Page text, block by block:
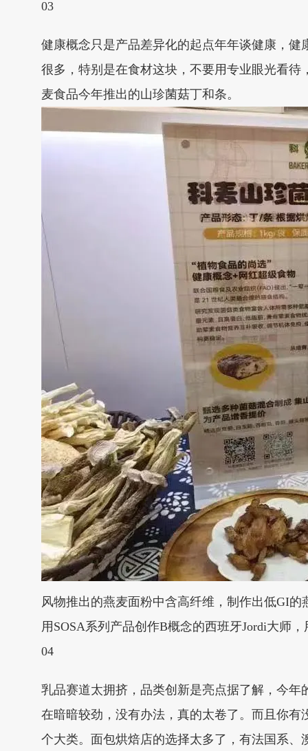
03
健康概念只是产品差异化的起点年年谈健康，
很多，特别是在食材这块，不要用专业眼光看
麦食品今年推出的山珍菌菇丁和条。
风物推出的燕麦面粉中含高纤维，制作出低GI
用SOSA系列产品创作B概念的西班牙Jordi大师
04
乳品赛道太拥挤，品类创新是亮点据了解，今
在暗暗较劲，没有办法，真的太卷了。而且你
个大类。面包烘焙店的选择太多了，有法国系